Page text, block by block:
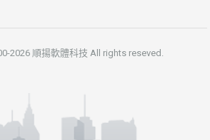
2026 順揚軟體科技 All rights reseved.